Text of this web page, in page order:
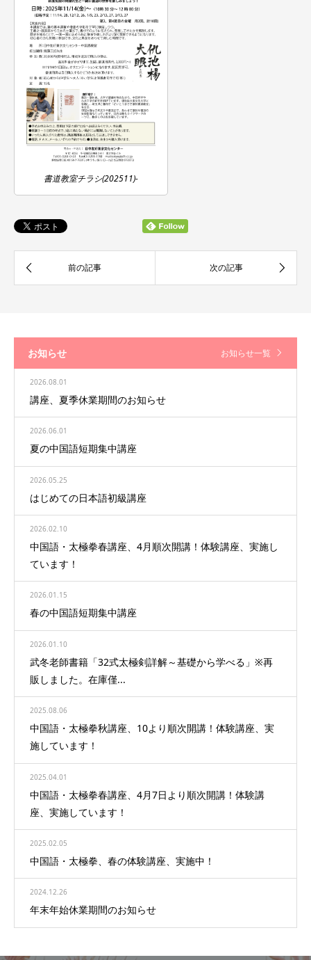
書道教室チラシ(202511)-
お知らせ お知らせ一覧
2026.08.01
講座、夏季休業期間のお知らせ
2026.06.01
夏の中国語短期集中講座
2026.05.25
はじめての日本語初級講座
2026.02.10
中国語・太極拳春講座、4月順次開講！体験講座、実施し
ています！
2026.01.15
春の中国語短期集中講座
2026.01.10
武冬老師書籍「32式太極剣詳解～基礎から学べる」※再
販しました。在庫僅...
2025.08.06
中国語・太極拳秋講座、10より順次開講！体験講座、実
施しています！
2025.04.01
中国語・太極拳春講座、4月7日より順次開講！体験講
座、実施しています！
2025.02.05
中国語・太極拳、春の体験講座、実施中！
2024.12.26
年末年始休業期間のお知らせ